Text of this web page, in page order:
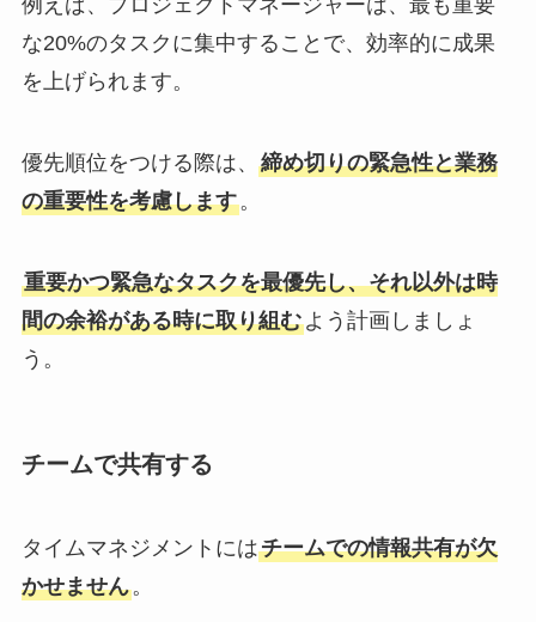
例えば、プロジェクトマネージャーは、最も重要
な20%のタスクに集中することで、効率的に成果
を上げられます。
優先順位をつける際は、 締め切りの緊急性と業務
の重要性を考慮します。
重要かつ緊急なタスクを最優先し、それ以外は時
間の余裕がある時に取り組むよう計画しましょ
う。
チームで共有する
タイムマネジメントにはチームでの情報共有が欠
かせません。